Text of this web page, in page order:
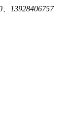
13928406757